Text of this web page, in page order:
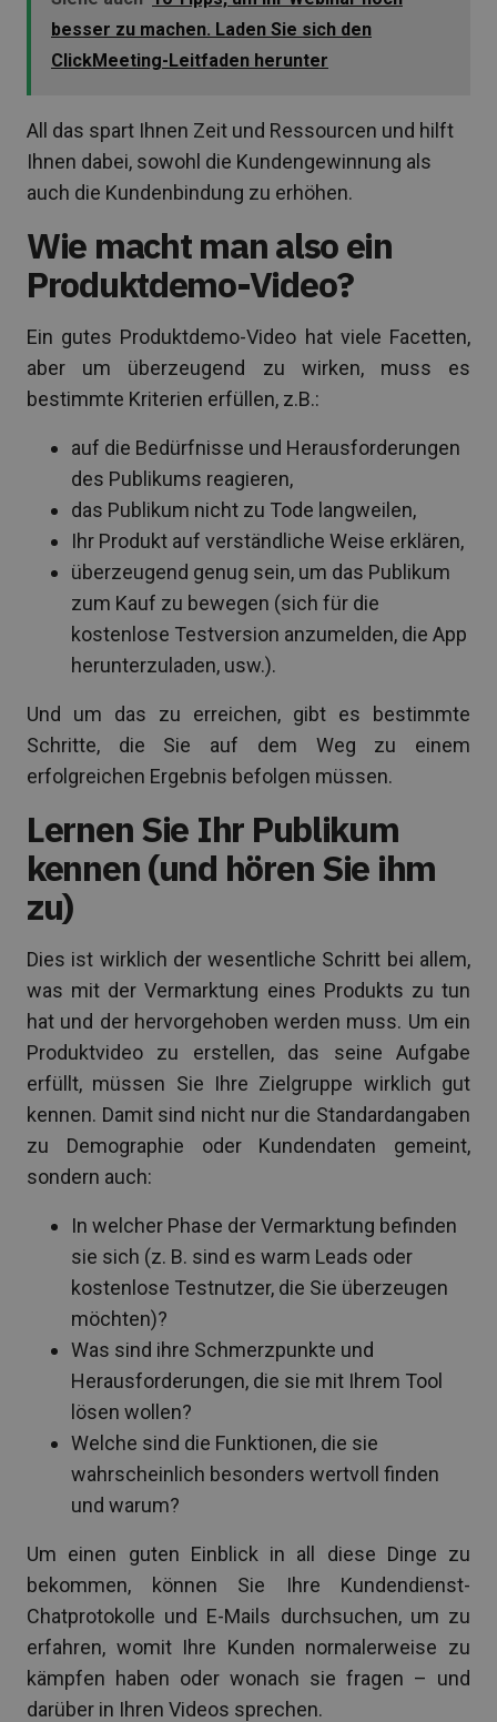
besser zu machen. Laden Sie sich den
ClickMeeting-Leitfaden herunter
All das spart Ihnen Zeit und Ressourcen und hilft
Ihnen dabei, sowohl die Kundengewinnung als
auch die Kundenbindung zu erhöhen.
Wie macht man also ein
Produktdemo-Video?
Ein gutes Produktdemo-Video hat viele Facetten,
aber um überzeugend zu wirken, muss es
bestimmte Kriterien erfüllen, z.B.:
auf die Bedürfnisse und Herausforderungen
des Publikums reagieren,
das Publikum nicht zu Tode langweilen,
Ihr Produkt auf verständliche Weise erklären,
überzeugend genug sein, um das Publikum
zum Kauf zu bewegen (sich für die
kostenlose Testversion anzumelden, die App
herunterzuladen, usw.).
Und um das zu erreichen, gibt es bestimmte
Schritte, die Sie auf dem Weg zu einem
erfolgreichen Ergebnis befolgen müssen.
Lernen Sie Ihr Publikum
kennen (und hören Sie ihm
zu)
Dies ist wirklich der wesentliche Schritt bei allem,
was mit der Vermarktung eines Produkts zu tun
hat und der hervorgehoben werden muss. Um ein
Produktvideo zu erstellen, das seine Aufgabe
erfüllt, müssen Sie Ihre Zielgruppe wirklich gut
kennen. Damit sind nicht nur die Standardangaben
zu Demographie oder Kundendaten gemeint,
sondern auch:
In welcher Phase der Vermarktung befinden
sie sich (z. B. sind es warm Leads oder
kostenlose Testnutzer, die Sie überzeugen
möchten)?
Was sind ihre Schmerzpunkte und
Herausforderungen, die sie mit Ihrem Tool
lösen wollen?
Welche sind die Funktionen, die sie
wahrscheinlich besonders wertvoll finden
und warum?
Um einen guten Einblick in all diese Dinge zu
bekommen, können Sie Ihre Kundendienst-
Chatprotokolle und E-Mails durchsuchen, um zu
erfahren, womit Ihre Kunden normalerweise zu
kämpfen haben oder wonach sie fragen – und
darüber in Ihren Videos sprechen.